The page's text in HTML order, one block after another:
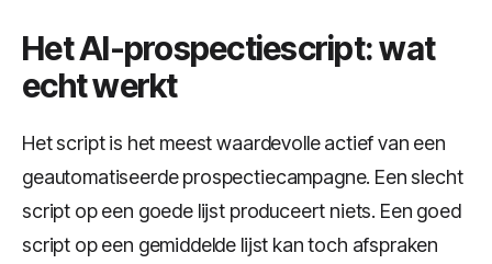
Het AI-prospectiescript: wat
echt werkt
Het script is het meest waardevolle actief van een
geautomatiseerde prospectiecampagne. Een slecht
script op een goede lijst produceert niets. Een goed
script op een gemiddelde lijst kan toch afspraken